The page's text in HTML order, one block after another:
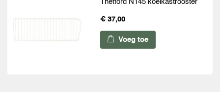
Thetford N145 koelkastrooster
€ 37,00
Voeg toe